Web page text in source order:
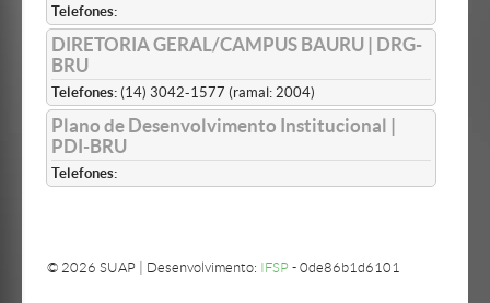
Telefones:
DIRETORIA GERAL/CAMPUS BAURU | DRG-
BRU
Telefones: (14) 3042-1577 (ramal: 2004)
Plano de Desenvolvimento Institucional |
PDI-BRU
Telefones:
© 2026 SUAP | Desenvolvimento: IFSP - 0de86b1d6101